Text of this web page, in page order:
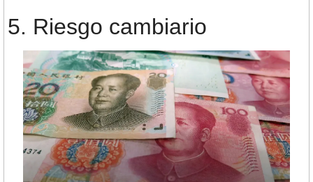
5.	Riesgo cambiario